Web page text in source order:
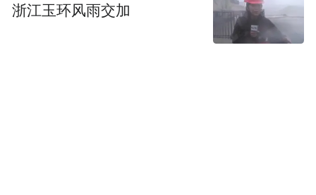
浙江玉环风雨交加